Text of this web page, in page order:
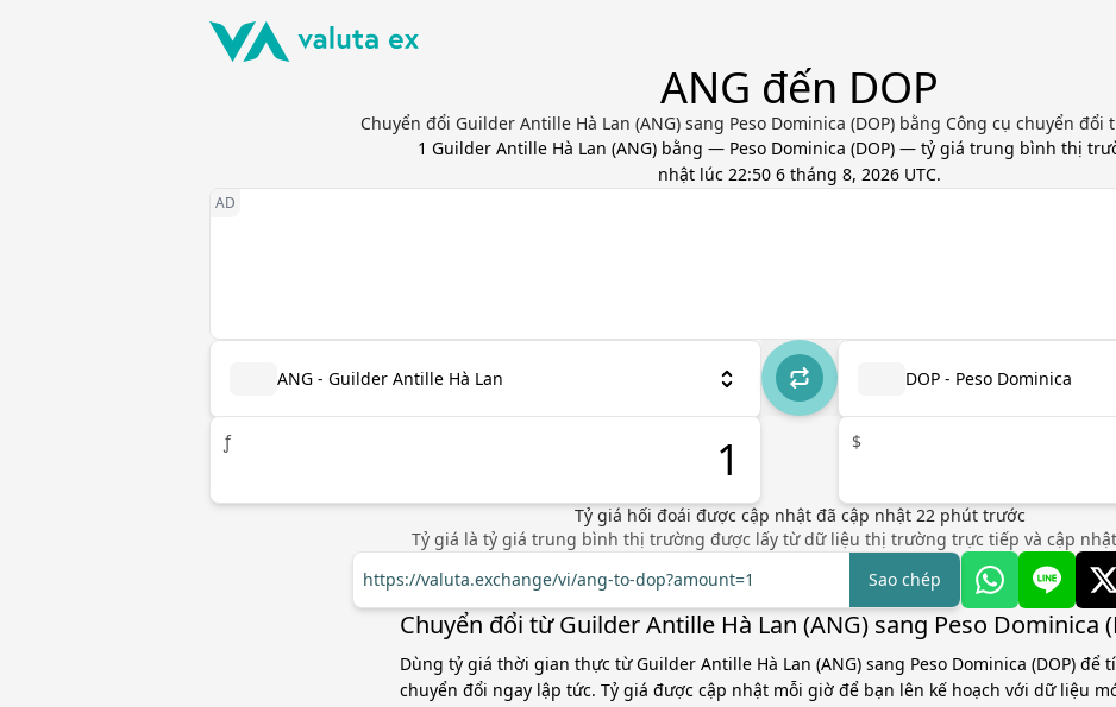
ANG đến DOP
Chuyển đổi Guilder Antille Hà Lan (ANG) sang Peso Dominica (DOP) bằng Công cụ chuyển đổi
1 Guilder Antille Hà Lan (ANG) bằng — Peso Dominica (DOP) — tỷ giá trung bình thị
nhật lúc 22:50 6 tháng 8, 2026 UTC.
ANG - Guilder Antille Hà Lan
ƒ
DOP - Peso Dominica
$
Tỷ giá hối đoái được cập nhật đã cập nhật 22phút trước
Tỷ giá là tỷ giá trung bình thị trường được lấy từ dữ liệu thị trường trực tiếp và cập
https://valuta.exchange/vi/ang-to-dop?amount=1
Sao chép
Chuyển đổi từ Guilder Antille Hà Lan (ANG) sang Peso Dominica
Dùng tỷ giá thời gian thực từ Guilder Antille Hà Lan (ANG) sang Peso Dominica (DOP) để
chuyển đổi ngay lập tức. Tỷ giá được cập nhật mỗi giờ để bạn lên kế hoạch với dữ liệu